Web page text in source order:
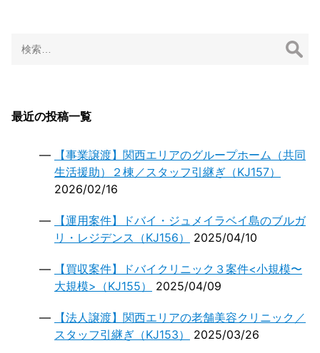
ョ
ン
索:
最近の投稿一覧
【事業譲渡】関西エリアのグループホーム（共同
生活援助）２棟／スタッフ引継ぎ（KJ157）
2026/02/16
【運用案件】ドバイ・ジュメイラベイ島のブルガ
リ・レジデンス（KJ156）
2025/04/10
【買収案件】ドバイクリニック３案件<小規模〜
大規模>（KJ155）
2025/04/09
【法人譲渡】関西エリアの老舗美容クリニック／
スタッフ引継ぎ（KJ153）
2025/03/26